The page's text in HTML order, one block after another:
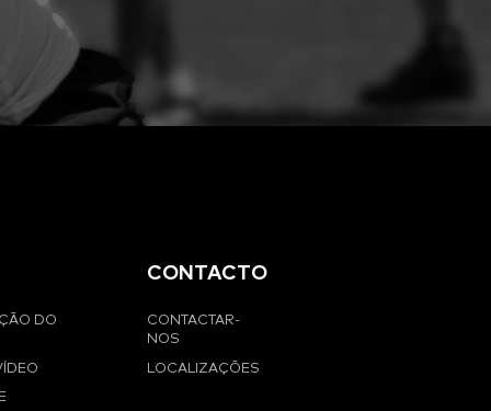
DO
CONTACTO
CONTACTAR-
NOS
LOCALIZAÇÕES